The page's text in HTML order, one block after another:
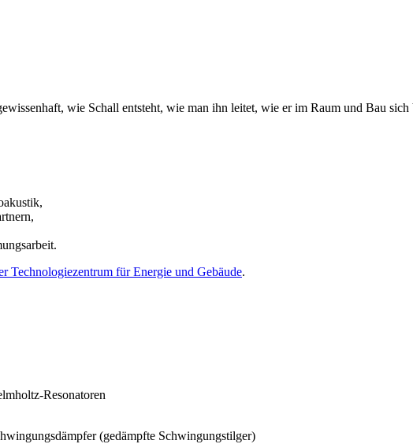
wie Schall entsteht, wie man ihn leitet, wie er im Raum und Bau sich
Technologiezentrum für Energie und Gebäude.
Resonatoren
(gedämpfte Schwingungstilger)